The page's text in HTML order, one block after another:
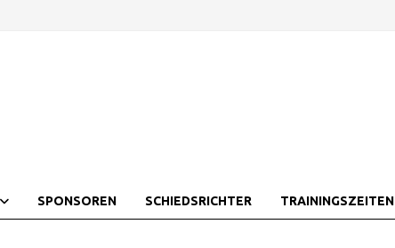
SPONSOREN SCHIEDSRICHTER TRAININGSZEITEN